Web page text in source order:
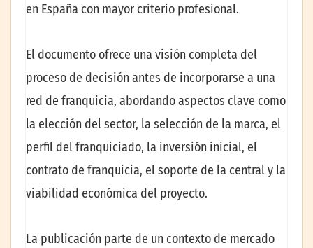
en España con mayor criterio profesional.
El documento ofrece una visión completa del
proceso de decisión antes de incorporarse a una
red de franquicia, abordando aspectos clave como
la elección del sector, la selección de la marca, el
perfil del franquiciado, la inversión inicial, el
contrato de franquicia, el soporte de la central y la
viabilidad económica del proyecto.
La publicación parte de un contexto de mercado